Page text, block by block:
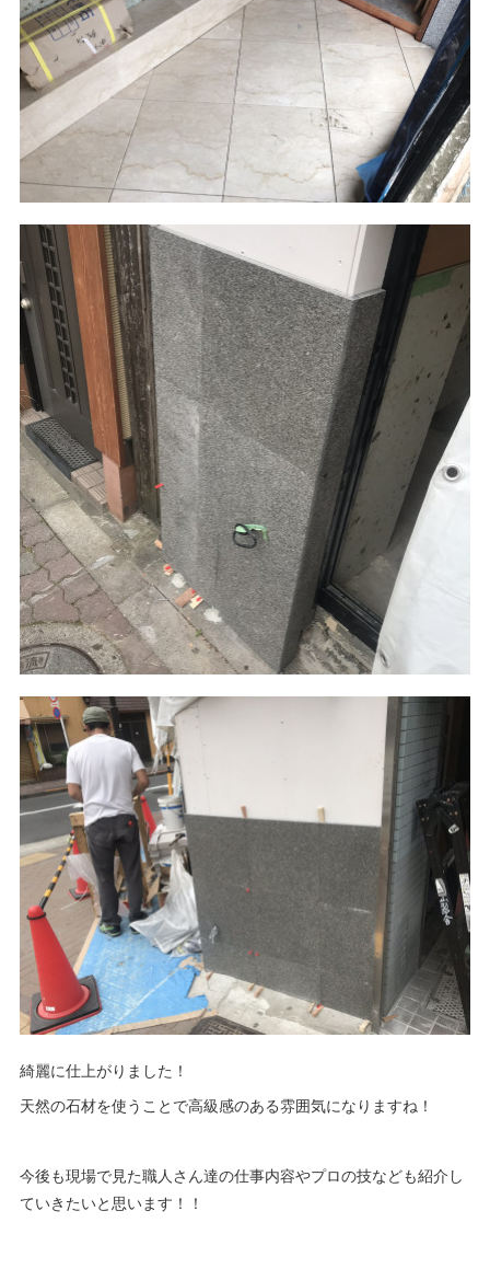
綺麗に仕上がりました！
天然の石材を使うことで高級感のある雰囲気になりますね！
今後も現場で見た職人さん達の仕事内容やプロの技なども紹介し
ていきたいと思います！！